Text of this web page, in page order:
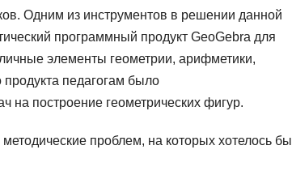
Одним из инструментов в решении данной
программный продукт GeoGebra для
элементы геометрии, арифметики,
педагогам было
на построение геометрических фигур.
проблем, на которых хотелось бы